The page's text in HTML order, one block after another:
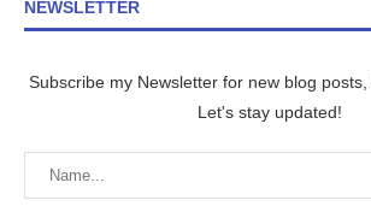
NEWSLETTER
Subscribe my Newsletter for new blog
Let's stay updated!